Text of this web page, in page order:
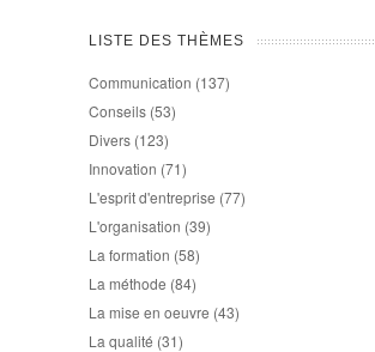
LISTE DES THÈMES
Communication (137)
Conseils (53)
Divers (123)
Innovation (71)
L'esprit d'entreprise (77)
L'organisation (39)
La formation (58)
La méthode (84)
La mise en oeuvre (43)
La qualité (31)